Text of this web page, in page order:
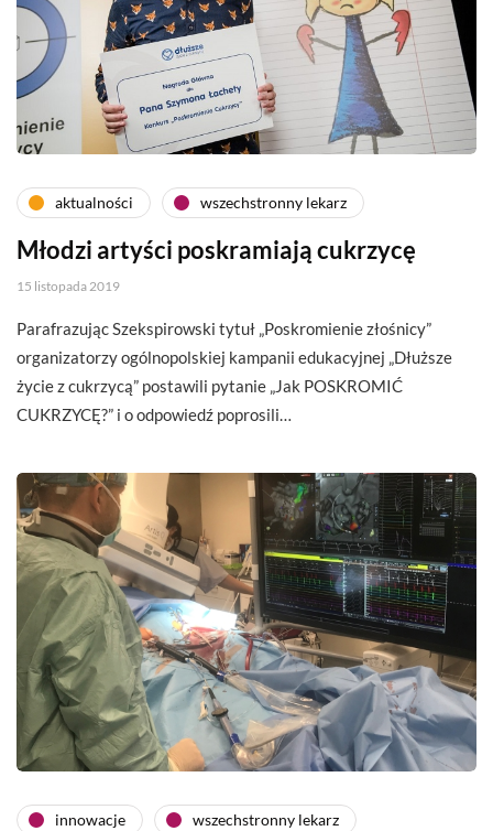
aktualności wszechstronny lekarz
Młodzi artyści poskramiają cukrzycę
15 listopada 2019
Parafrazując Szekspirowski tytuł „Poskromienie złośnicy”
organizatorzy ogólnopolskiej kampanii edukacyjnej „Dłuższe
życie z cukrzycą” postawili pytanie „Jak POSKROMIĆ
CUKRZYCĘ?” i o odpowiedź poprosili…
innowacje wszechstronny lekarz